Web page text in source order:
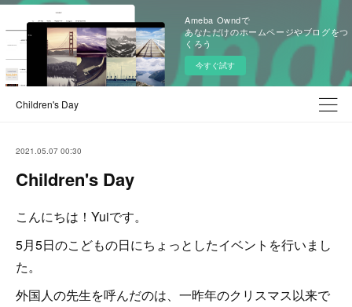
Ameba Owndで
あなただけのホームページやブログをつ
くろう
今すぐ試す
Children's Day
2021.05.07 00:30
Children's Day
こんにちは！Yuiです。
5月5日のこどもの日にちょっとしたイベントを行いまし
た。
外国人の先生を呼んだのは、一昨年のクリスマス以来で